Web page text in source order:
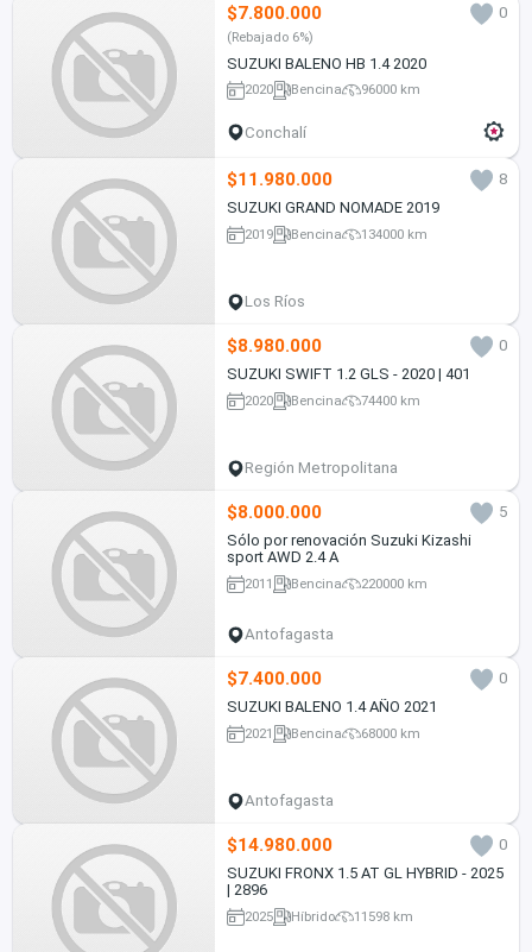
$7.800.000 0
(Rebajado 6%)
SUZUKI BALENO HB 1.4 2020
2020 Bencina 96000 km
Conchalí
$11.980.000
8
SUZUKI GRAND NOMADE 2019
2019 Bencina 134000 km
Los Ríos
$8.980.000
0
SUZUKI SWIFT 1.2 GLS - 2020 | 401
2020 Bencina 74400 km
Región Metropolitana
$8.000.000
5
Sólo por renovación Suzuki Kizashi
sport AWD 2.4 A
2011 Bencina 220000 km
Antofagasta
$7.400.000
0
SUZUKI BALENO 1.4 AÑO 2021
2021 Bencina 68000 km
Antofagasta
$14.980.000
0
SUZUKI FRONX 1.5 AT GL HYBRID - 2025
| 2896
2025 Híbrido 11598 km